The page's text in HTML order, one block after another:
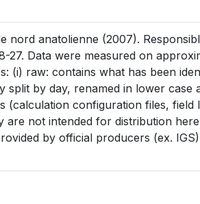
nord anatolienne (2007).
Data were measured on
(i) raw: contains what has been
by day, renamed in lower case
(calculation configuration files, field
are not intended for distribution
by official producers (ex.